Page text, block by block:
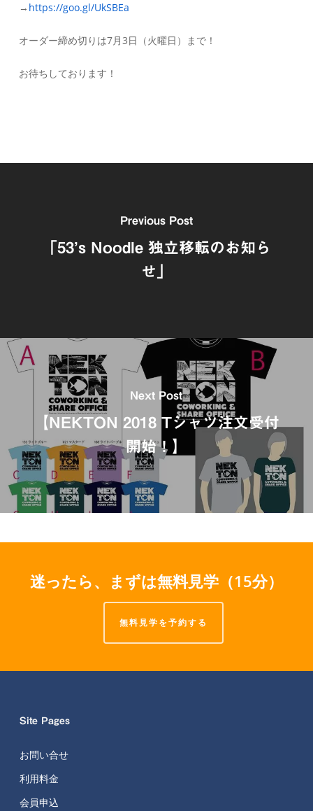
→ https://goo.gl/UkSBEa
オーダー締め切りは7月3日（火曜日）まで！
お待ちしております！
Previous Post
「53’s Noodle 独立移転のお知ら
せ」
Next Post
【NEKTON 2018 Tシャツ注文受付
開始！】
迷ったら、まずは無料見学（15分）
無料見学を予約する
Site Pages
お問い合せ
利用料金
会員申込